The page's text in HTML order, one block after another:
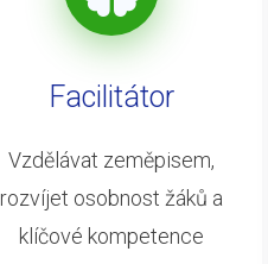
Facilitátor
Vzdělávat zeměpisem,
rozvíjet osobnost žáků a
klíčové kompetence